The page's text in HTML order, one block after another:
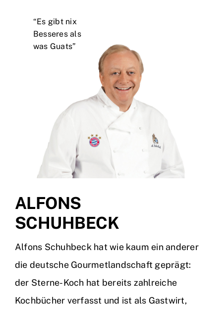
“Es gibt nix
Besseres als
was Guats”
ALFONS
SCHUHBECK
Alfons Schuhbeck hat wie kaum ein anderer
die deutsche Gourmetlandschaft geprägt:
der Sterne-Koch hat bereits zahlreiche
Kochbücher verfasst und ist als Gastwirt,